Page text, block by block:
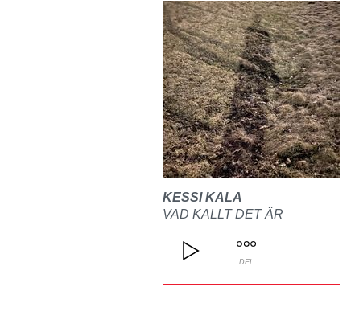
KESSI KALA
VAD KALLT DET ÄR
DEL